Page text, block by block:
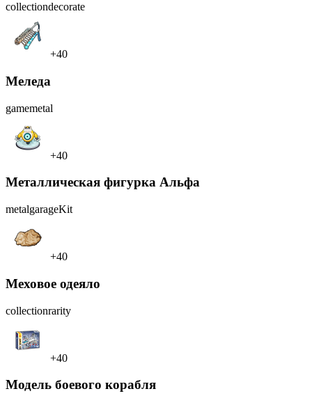
collectiondecorate
+40
Меледа
gamemetal
+40
Металлическая фигурка Альфа
metalgarageKit
+40
Меховое одеяло
collectionrarity
+40
Модель боевого корабля